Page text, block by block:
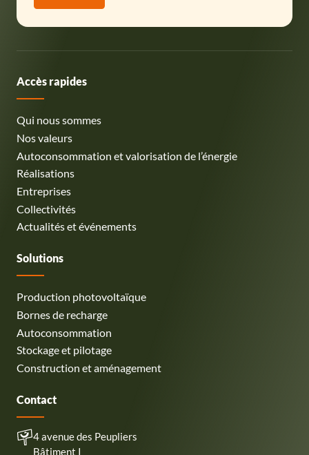
Accès rapides
Qui nous sommes
Nos valeurs
Autoconsommation et valorisation de l’énergie
Réalisations
Entreprises
Collectivités
Actualités et événements
Solutions
Production photovoltaïque
Bornes de recharge
Autoconsommation
Stockage et pilotage
Construction et aménagement
Contact
4 avenue des Peupliers
Bâtiment I